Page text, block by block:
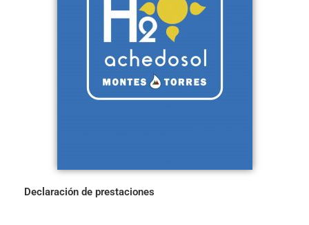
Declaración de prestaciones